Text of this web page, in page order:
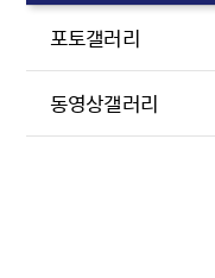
포토갤러리
동영상갤러리